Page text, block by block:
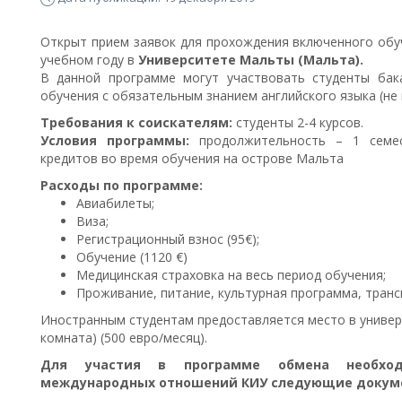
Открыт прием заявок для прохождения включенного
учебном году в Университете Мальты (Мальта).
В данной программе могут участвовать студенты
обучения с обязательным знанием английского языка
Требования к соискателям: студенты 2-4 курсов.
Условия программы: продолжительность – 1
кредитов во время обучения на острове Мальта
Расходы по программе:
Авиабилеты;
Виза;
Регистрационный взнос (95€);
Обучение (1120 €)
Медицинская страховка на весь период обучения;
Проживание, питание, культурная программа,
Иностранным студентам предоставляется место в
комната) (500 евро/месяц).
Для участия в программе обмена
международных отношений КИУ следующие